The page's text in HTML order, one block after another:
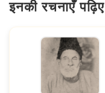
इनकी रचनाएँ पढ़िए